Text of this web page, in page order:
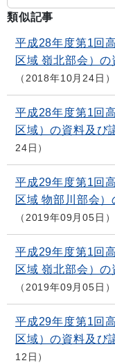
類似記事
平成28年度第1回
区域 嶺北部会）
2018年10月24日
平成28年度第1回
区域）の資料及び
24日
平成29年度第1回
区域 物部川部会
2019年09月05日
平成29年度第1回
区域 嶺北部会）
2019年09月05日
平成29年度第1回
区域）の資料及び
12日